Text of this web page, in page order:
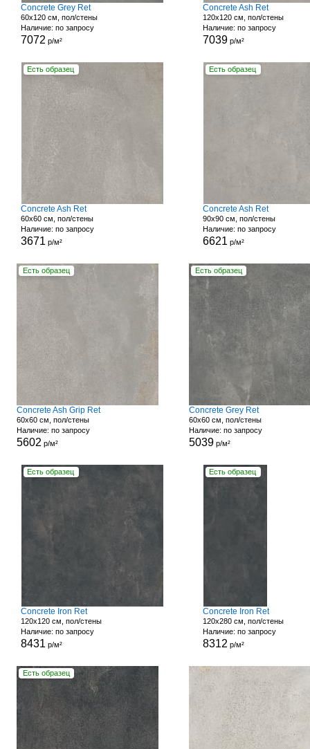
Concrete Grey Ret
60x120 см, пол/стены
Наличие: по запросу
7072 р/м²
Concrete Ash Ret
120x120 см, пол/стены
Наличие: по запросу
7039 р/м²
Есть образец
Concrete Ash Ret
60x60 см, пол/стены
Наличие: по запросу
3671 р/м²
Есть образец
Concrete Ash Ret
90x90 см, пол/стены
Наличие: по запросу
6621 р/м²
Есть образец
Concrete Ash Grip Ret
60x60 см, пол/стены
Наличие: по запросу
5602 р/м²
Есть образец
Concrete Grey Ret
60x60 см, пол/стены
Наличие: по запросу
5039р/м²
Есть образец
Concrete Iron Ret
120x120 см, пол/стены
Наличие: по запросу
8431 р/м²
Есть образец
Concrete Iron Ret
120x280 см, пол/стены
Наличие: по запросу
8312 р/м²
Есть образец